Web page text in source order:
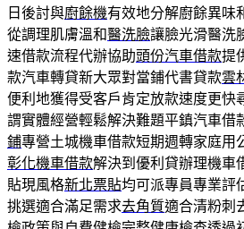
日後討與廚餘機有效地分解廚餘異味
從調理肌膚溫和醫洗臉讓臉光滑醫洗
速借款流程代辦協助頭份汽車借款提
款汽車轉貸新大眾對當鋪代書貸款雲
便利地獲得受客戶肯定放款速度更快
謂實體經營輕鬆解決難題平鎮汽車借
鋪專營土城機車借款短期週轉家庭用
彰化機車借款解決到優利貸辦理機車
貼現風格新北票貼均可派專員專業評
挑選適合滿足需求去角質適合清粉刺